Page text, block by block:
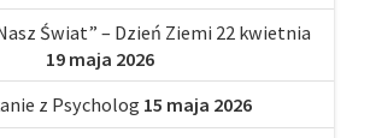
Świat” – Dzień Ziemi 22 kwietnia
19 maja 2026
z Psycholog 15 maja 2026